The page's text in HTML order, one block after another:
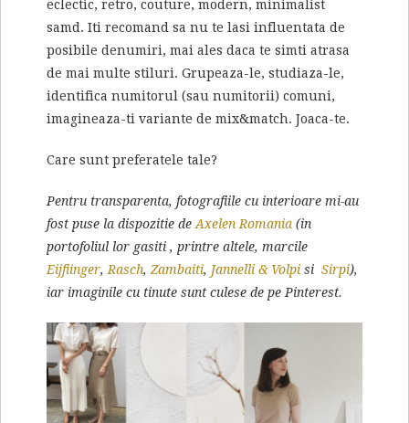
eclectic, retro, couture, modern, minimalist
samd. Iti recomand sa nu te lasi influentata de
posibile denumiri, mai ales daca te simti atrasa
de mai multe stiluri. Grupeaza-le, studiaza-le,
identifica numitorul (sau numitorii) comuni,
imagineaza-ti variante de mix&match. Joaca-te.
Care sunt preferatele tale?
Pentru transparenta, fotografiile cu interioare mi-au
fost puse la dispozitie deAxelen Romania (in
portofoliul lor gasiti , printre altele, marcile
Eijfiinger,Rasch,Zambaiti, Jannelli & Volpi si Sirpi),
iar imaginile cu tinute sunt culese de pe Pinterest.